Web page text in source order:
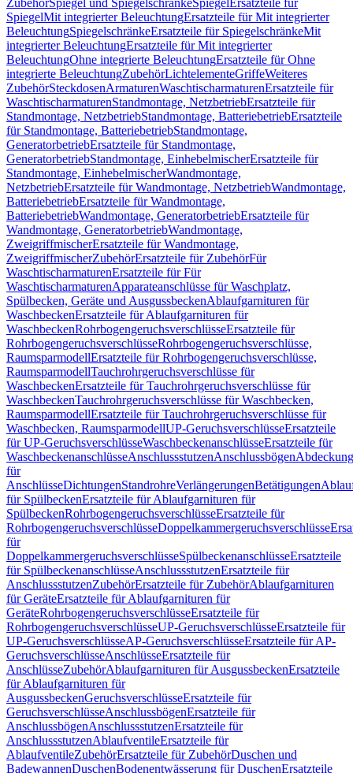
ZubehörSpiegel und SpiegelschränkeSpiegel Ersatzteile für
SpiegelMit integrierter BeleuchtungErsatzteile für Mit integrierter
BeleuchtungSpiegelschränkeErsatzteile für SpiegelschränkeMit
integrierter BeleuchtungErsatzteile für Mit integrierter
BeleuchtungOhne integrierte BeleuchtungErsatzteile für Ohne
integrierte BeleuchtungZubehörLichtelementeGriffeWeiteres
ZubehörSteckdosenArmaturenWaschtischarmaturenErsatzteile für
WaschtischarmaturenStandmontage, NetzbetriebErsatzteile für
Standmontage, NetzbetriebStandmontage, BatteriebetriebErsatzteile
für Standmontage, BatteriebetriebStandmontage,
GeneratorbetriebErsatzteile für Standmontage,
GeneratorbetriebStandmontage, EinhebelmischerErsatzteile für
Standmontage, EinhebelmischerWandmontage,
NetzbetriebErsatzteile für Wandmontage, NetzbetriebWandmontage,
BatteriebetriebErsatzteile für Wandmontage,
BatteriebetriebWandmontage, GeneratorbetriebErsatzteile für
Wandmontage, GeneratorbetriebWandmontage,
ZweigriffmischerErsatzteile für Wandmontage,
ZweigriffmischerZubehörErsatzteile für ZubehörFür
WaschtischarmaturenErsatzteile für Für
WaschtischarmaturenApparateanschlüsse für Waschplatz,
Spülbecken, Geräte und AusgussbeckenAblaufgarnituren für
WaschbeckenErsatzteile für Ablaufgarnituren für
WaschbeckenRohrbogengeruchsverschlüsseErsatzteile für
RohrbogengeruchsverschlüsseRohrbogengeruchsverschlüsse,
RaumsparmodellErsatzteile für Rohrbogengeruchsverschlüsse,
RaumsparmodellTauchrohrgeruchsverschlüsse für
WaschbeckenErsatzteile für Tauchrohrgeruchsverschlüsse für
WaschbeckenTauchrohrgeruchsverschlüsse für Waschbecken,
RaumsparmodellErsatzteile für Tauchrohrgeruchsverschlüsse für
Waschbecken, RaumsparmodellUP-GeruchsverschlüsseErsatzteile
für UP-GeruchsverschlüsseWaschbeckenanschlüsseErsatzteile für
WaschbeckenanschlüsseAnschlussstutzenAnschlussbögen
für
AnschlüsseDichtungenStandrohreVerlängerungenBetätigungen
für SpülbeckenErsatzteile für Ablaufgarnituren für
SpülbeckenRohrbogengeruchsverschlüsseErsatzteile für
RohrbogengeruchsverschlüsseDoppelkammergeruchsverschlüsse
für
DoppelkammergeruchsverschlüsseSpülbeckenanschlüsseErsatzteile
für SpülbeckenanschlüsseAnschlussstutzenErsatzteile für
AnschlussstutzenZubehörErsatzteile für ZubehörAblaufgarnituren
für GeräteErsatzteile für Ablaufgarnituren für
GeräteRohrbogengeruchsverschlüsseErsatzteile für
RohrbogengeruchsverschlüsseUP-GeruchsverschlüsseErsatzteile für
UP-GeruchsverschlüsseAP-GeruchsverschlüsseErsatzteile für AP-
GeruchsverschlüsseAnschlüsseErsatzteile für
AnschlüsseZubehörAblaufgarnituren für AusgussbeckenErsatzteile
für Ablaufgarnituren für
AusgussbeckenGeruchsverschlüsseErsatzteile für
GeruchsverschlüsseAnschlussbögenErsatzteile für
AnschlussbögenAnschlussstutzenErsatzteile für
AnschlussstutzenAblaufventileErsatzteile für
AblaufventileZubehörErsatzteile für ZubehörDuschen und
BadewannenDuschenBodenentwässerung für DuschenErsatzteile